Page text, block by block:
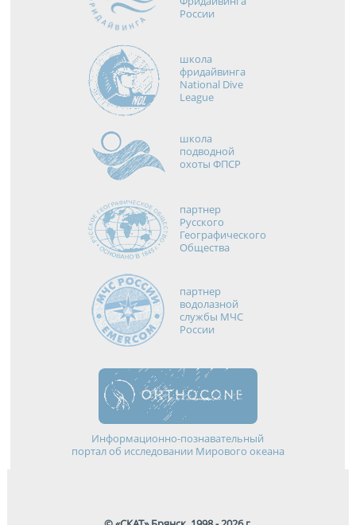
России
школа
фридайвинга
National Dive
League
школа
подводной
охоты ФПСР
партнер
Русского
Географического
Общества
партнер
водолазной
службы МЧС
России
Информационно-познавательный
портал об исследовании Мирового океана